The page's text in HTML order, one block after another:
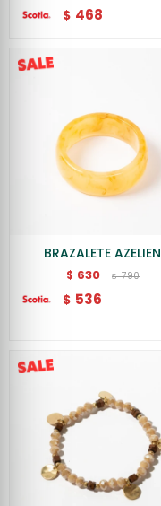
$ 468
BRAZALETE AZELIEN
$ 630 $ 790
$ 536